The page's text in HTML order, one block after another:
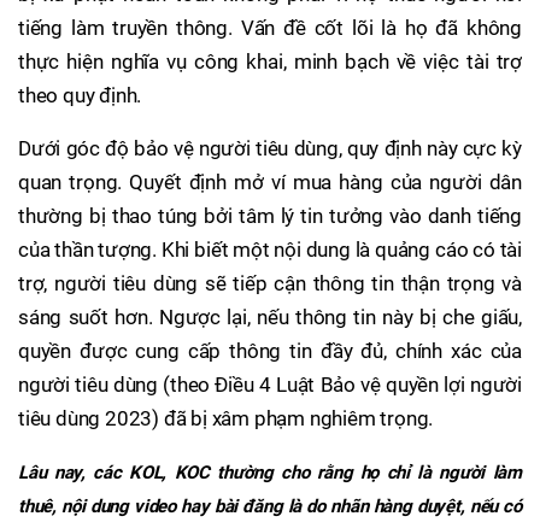
tiếng làm truyền thông. Vấn đề cốt lõi là họ đã không
thực hiện nghĩa vụ công khai, minh bạch về việc tài trợ
theo quy định.
Dưới góc độ bảo vệ người tiêu dùng, quy định này cực kỳ
quan trọng. Quyết định mở ví mua hàng của người dân
thường bị thao túng bởi tâm lý tin tưởng vào danh tiếng
của thần tượng. Khi biết một nội dung là quảng cáo có tài
trợ, người tiêu dùng sẽ tiếp cận thông tin thận trọng và
sáng suốt hơn. Ngược lại, nếu thông tin này bị che giấu,
quyền được cung cấp thông tin đầy đủ, chính xác của
người tiêu dùng (theo Điều 4 Luật Bảo vệ quyền lợi người
tiêu dùng 2023) đã bị xâm phạm nghiêm trọng.
Lâu nay, các KOL, KOC thường cho rằng họ chỉ là người làm
thuê, nội dung video hay bài đăng là do nhãn hàng duyệt, nếu có